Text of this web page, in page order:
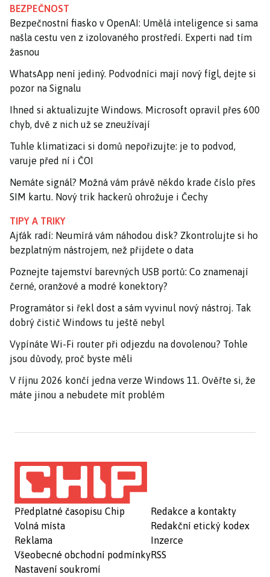
BEZPEČNOST
Bezpečnostní fiasko v OpenAI: Umělá inteligence si sama
našla cestu ven z izolovaného prostředí. Experti nad tím
žasnou
WhatsApp není jediný. Podvodníci mají nový fígl, dejte si
pozor na Signalu
Ihned si aktualizujte Windows. Microsoft opravil přes 600
chyb, dvě z nich už se zneužívají
Tuhle klimatizaci si domů nepořizujte: je to podvod,
varuje před ní i ČOI
Nemáte signál? Možná vám právě někdo krade číslo přes
SIM kartu. Nový trik hackerů ohrožuje i Čechy
TIPY A TRIKY
Ajťák radí: Neumírá vám náhodou disk? Zkontrolujte si ho
bezplatným nástrojem, než přijdete o data
Poznejte tajemství barevných USB portů: Co znamenají
černé, oranžové a modré konektory?
Programátor si řekl dost a sám vyvinul nový nástroj. Tak
dobrý čistič Windows tu ještě nebyl
Vypínáte Wi-Fi router při odjezdu na dovolenou? Tohle
jsou důvody, proč byste měli
V říjnu 2026 končí jedna verze Windows 11. Ověřte si, že
máte jinou a nebudete mít problém
Předplatné časopisu Chip
Volná místa
Reklama
Všeobecné obchodní podmínky
Nastavení soukromí
Redakce a kontakty
Redakční etický kodex
Inzerce
RSS